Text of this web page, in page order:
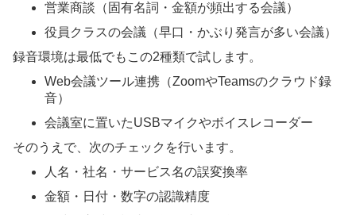
営業商談（固有名詞・金額が頻出する会議）
役員クラスの会議（早口・かぶり発言が多い会議）
録音環境は最低でもこの2種類で試します。
Web会議ツール連携（ZoomやTeamsのクラウド録
音）
会議室に置いたUSBマイクやボイスレコーダー
そのうえで、次のチェックを行います。
人名・社名・サービス名の誤変換率
金額・日付・数字の認識精度